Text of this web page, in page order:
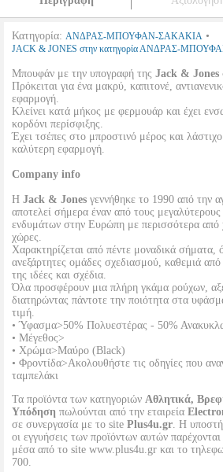
Κατηγορία: ΑΝΔΡΑΣ-ΜΠΟΥΦΑΝ-ΣΑΚΑΚΙΑ •
JACK & JONES στην κατηγορία ΑΝΔΡΑΣ-
Μπουφάν με την υπογραφή της Jack & Jones
Πρόκειται για ένα μακρύ, καπιτονέ,
εφαρμογή.
Κλείνει κατά μήκος με φερμουάρ και έχει
κορδόνι περίσφιξης.
Έχει τσέπες στο μπροστινό μέρος και
καλύτερη εφαρμογή.
Company info
Η Jack & Jones γεννήθηκε το 1990 από την
αποτελεί σήμερα έναν από τους
ενδυμάτων στην Ευρώπη με περισσότερα από
χώρες.
Χαρακτηρίζεται από πέντε μοναδικά σήματα,
ανεξάρτητες ομάδες σχεδιασμού, καθεμιά από
της ιδέες και σχέδια.
Όλα προσφέρουν μια πλήρη γκάμα ρούχων,
διατηρώντας πάντοτε την ποιότητα στα
τιμή.
• Ύφασμα>50% Πολυεστέρας - 50%
• Μέγεθος>
• Χρώμα>Μαύρο (Black)
• Φροντίδα>Ακολουθήστε τις οδηγίες που
ταμπελάκι
Τα προϊόντα των κατηγοριών Αθλητικά,
Υπόδηση πωλούνται από την εταιρεία
σε συνεργασία με το site Plus4u.gr. Η
οι εγγυήσεις των προϊόντων αυτών παρέχονται
μέσα από το site www.plus4u.gr και το
700.